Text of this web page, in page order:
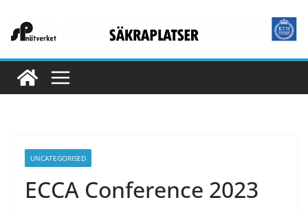
UNCATEGORISED
ECCA Conference 2023